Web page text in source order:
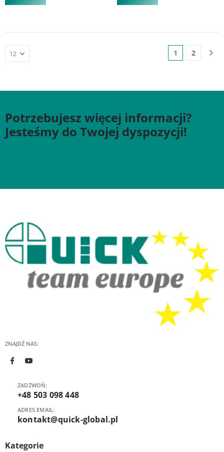
1 2
Potrzebujesz więcej informacji?
Jesteśmy do Twojej dyspozycji!
ZNAJDŹ NAS:
ZADZWOŃ:
+48 503 098 448
ADRES EMAIL:
kontakt@quick-global.pl
Kategorie